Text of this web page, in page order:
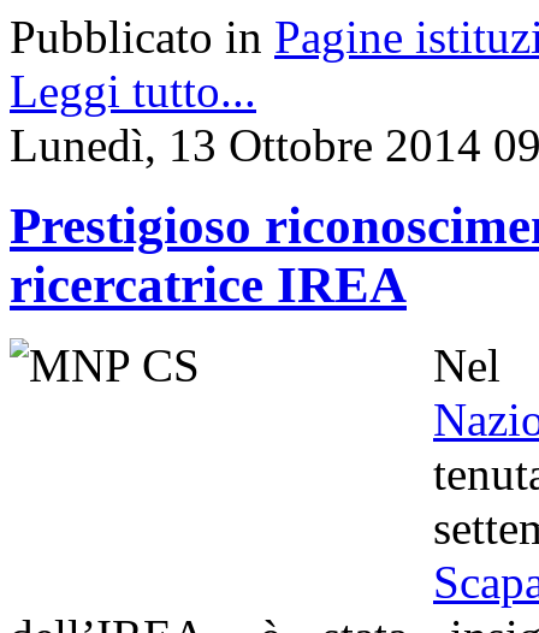
Pubblicato in Pagine
Leggi tutto...
Lunedì, 13 Ottobre 2014
Prestigioso
ricercatrice IREA